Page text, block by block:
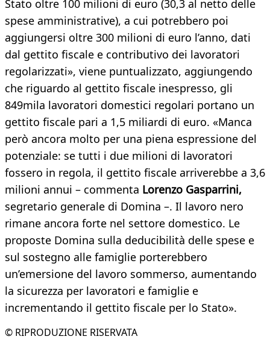
Stato oltre 100 milioni di euro (30,3 al netto delle
spese amministrative), a cui potrebbero poi
aggiungersi oltre 300 milioni di euro l’anno, dati
dal gettito fiscale e contributivo dei lavoratori
regolarizzati», viene puntualizzato, aggiungendo
che riguardo al gettito fiscale inespresso, gli
849mila lavoratori domestici regolari portano un
gettito fiscale pari a 1,5 miliardi di euro. «Manca
però ancora molto per una piena espressione del
potenziale: se tutti i due milioni di lavoratori
fossero in regola, il gettito fiscale arriverebbe a 3,6
milioni annui – commenta Lorenzo Gasparrini,
segretario generale di Domina –. Il lavoro nero
rimane ancora forte nel settore domestico. Le
proposte Domina sulla deducibilità delle spese e
sul sostegno alle famiglie porterebbero
un’emersione del lavoro sommerso, aumentando
la sicurezza per lavoratori e famiglie e
incrementando il gettito fiscale per lo Stato».
© RIPRODUZIONE RISERVATA